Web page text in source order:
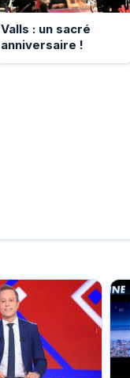
Valls : un sacré
anniversaire !